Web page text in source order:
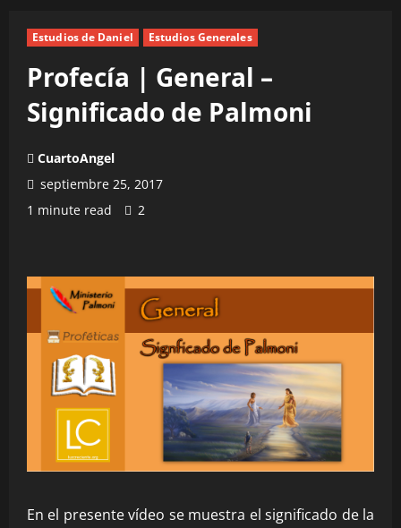
Estudios de Daniel Estudios Generales
Profecía | General –
Significado de Palmoni
CuartoAngel
septiembre 25, 2017
1 minute read
2
En el presente vídeo se muestra el significado de la